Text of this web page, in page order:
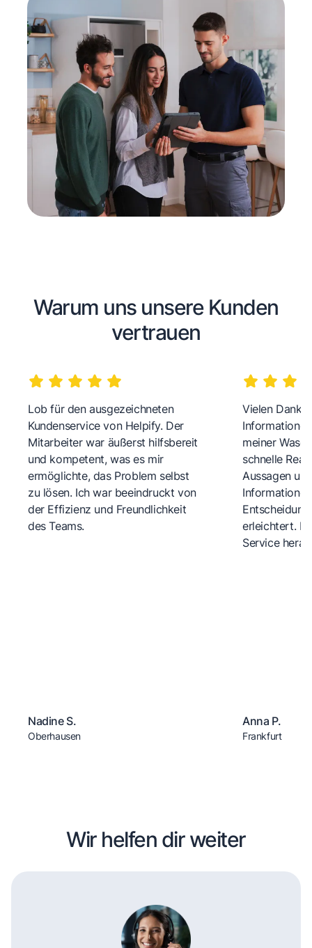
Warum uns unsere Kunden
vertrauen
Lob für den ausgezeichneten
Kundenservice von Helpify. Der
Mitarbeiter war äußerst hilfsbereit
und kompetent, was es mir
ermöglichte, das Problem selbst
zu lösen. Ich war beeindruckt von
der Effizienz und Freundlichkeit
des Teams.
Nadine S.
Oberhausen
Vielen Dank
meiner
schnelle
Aussagen
erleichtert.
Service
Anna P.
Frankfurt
Wir helfen dir weiter